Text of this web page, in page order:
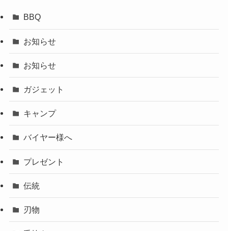
BBQ
お知らせ
お知らせ
ガジェット
キャンプ
バイヤー様へ
プレゼント
伝統
刃物